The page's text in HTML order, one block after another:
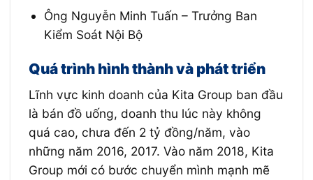
Ông Nguyễn Minh Tuấn – Trưởng Ban
Kiểm Soát Nội Bộ
Quá trình hình thành và phát triển
Lĩnh vực kinh doanh của Kita Group ban đầu
là bán đồ uống, doanh thu lúc này không
quá cao, chưa đến 2 tỷ đồng/năm, vào
những năm 2016, 2017. Vào năm 2018, Kita
Group mới có bước chuyển mình mạnh mẽ